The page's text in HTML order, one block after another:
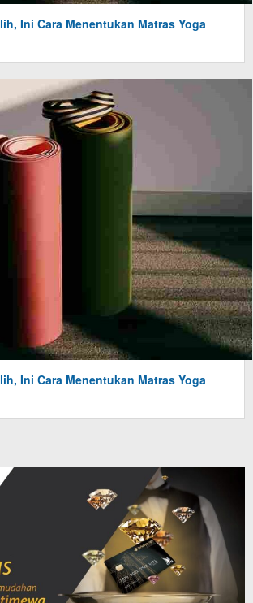
Ini Cara Menentukan Matras Yoga
Ini Cara Menentukan Matras Yoga